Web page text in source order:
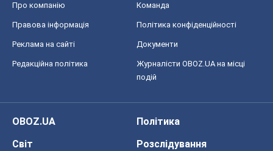
Про компанію Команда
Правова інформація Політика конфіденційності
Реклама на сайті Документи
Редакційна політика
Журналісти OBOZ.UA на місці
подій
OBOZ.UA
Політика
Світ
Розслідування